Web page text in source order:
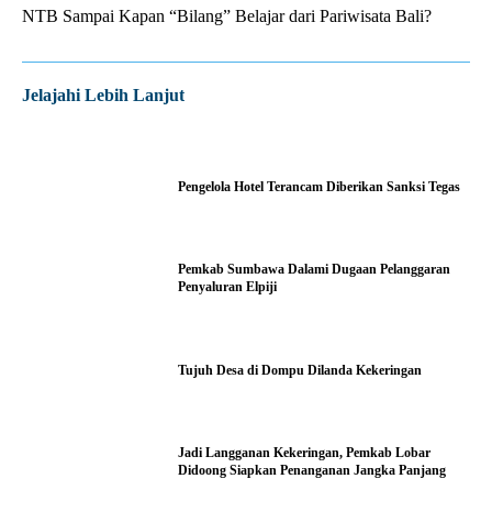
NTB Sampai Kapan “Bilang” Belajar dari Pariwisata Bali?
Jelajahi Lebih Lanjut
Pengelola Hotel Terancam Diberikan Sanksi Tegas
Pemkab Sumbawa Dalami Dugaan Pelanggaran
Penyaluran Elpiji
Tujuh Desa di Dompu Dilanda Kekeringan
Jadi Langganan Kekeringan, Pemkab Lobar
Didoong Siapkan Penanganan Jangka Panjang